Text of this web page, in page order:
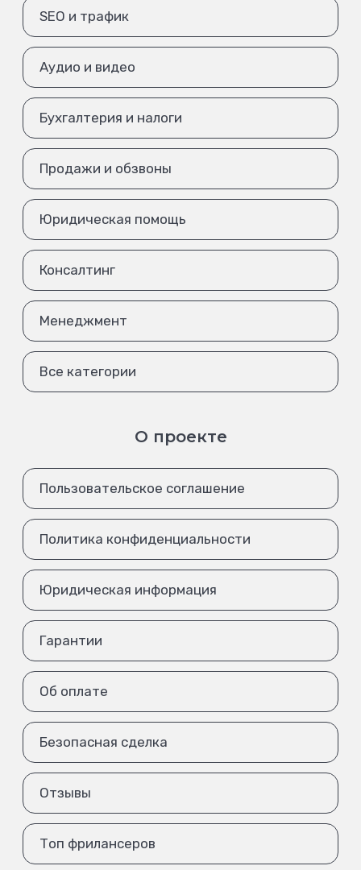
SEO и трафик
Аудио и видео
Бухгалтерия и налоги
Продажи и обзвоны
Юридическая помощь
Консалтинг
Менеджмент
Все категории
О проекте
Пользовательское соглашение
Политика конфиденциальности
Юридическая информация
Гарантии
Об оплате
Безопасная сделка
Отзывы
Топ фрилансеров